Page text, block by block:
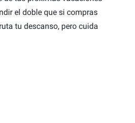
el doble que si compras
tu descanso, pero cuida